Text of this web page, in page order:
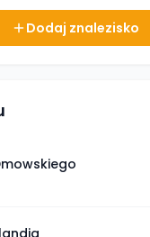
Dodaj znalezisko